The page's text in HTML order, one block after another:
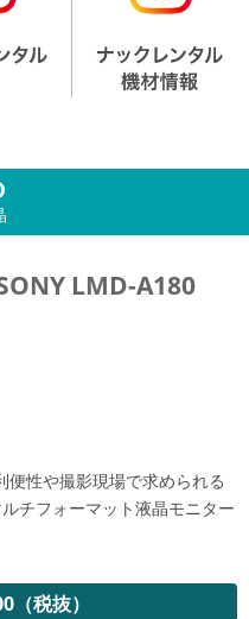
LMD-A180
性や撮影現場で求められる
チフォーマット液晶モニター
税抜）